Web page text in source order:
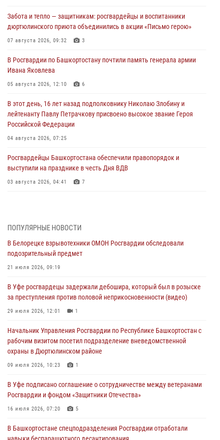
Забота и тепло — защитникам: росгвардейцы и воспитанники
дюртюлинского приюта объединились в акции «Письмо герою»
07 августа 2026, 09:32 3
В Росгвардии по Башкортостану почтили память генерала армии
Ивана Яковлева
05 августа 2026, 12:10 6
В этот день, 16 лет назад подполковнику Николаю Злобину и
лейтенанту Павлу Петрачкову присвоено высокое звание Героя
Российской Федерации
04 августа 2026, 07:25
Росгвардейцы Башкортостана обеспечили правопорядок и
выступили на празднике в честь Дня ВДВ
03 августа 2026, 04:41 7
03 августа 2026, 04:30 8
В Башкирии росгвардейцы провели волейбольный турнир на
открытом воздухе
03 августа 2026, 04:29
В Уфе росгвардейцы по горячим следам задержали
подозреваемого в открытом хищении из аптеки (видео)
03 августа 2026, 04:15
Начальник отделения учёта и комплектования Росгвардии
Башкортостана ответил на вопросы граждан
30 июля 2026, 12:54
за преступления против половой неприкосновенности (видео)
29 июля 2026, 12:01
ПОПУЛЯРНЫЕ НОВОСТИ
В Белорецке взрывотехники ОМОН Росгвардии обследовали
подозрительный предмет
21 июля 2026, 09:19
В Уфе росгвардецы задержали дебошира, который был в розыске
за преступления против половой неприкосновенности (видео)
29 июля 2026, 12:01 1
Начальник Управления Росгвардии по Республике Башкортостан с
рабочим визитом посетил подразделение вневедомственной
охраны в Дюртюлинском районе
09 июля 2026, 10:23 1
В Уфе подписано соглашение о сотрудничестве между ветеранами
Росгвардии и фондом «Защитники Отечества»
16 июля 2026, 07:20 5
В Башкортостане спецподразделения Росгвардии отработали